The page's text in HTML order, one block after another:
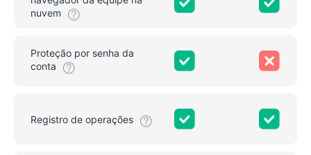
nuvem
Proteção por senha da
conta
Registro de operações